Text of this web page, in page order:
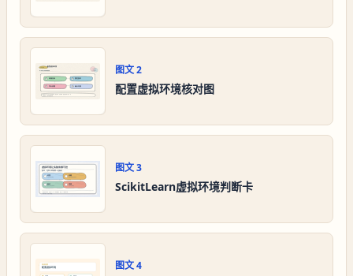
图文2
配置虚拟环境核对图
图文3
ScikitLearn虚拟环境判断卡
图文4